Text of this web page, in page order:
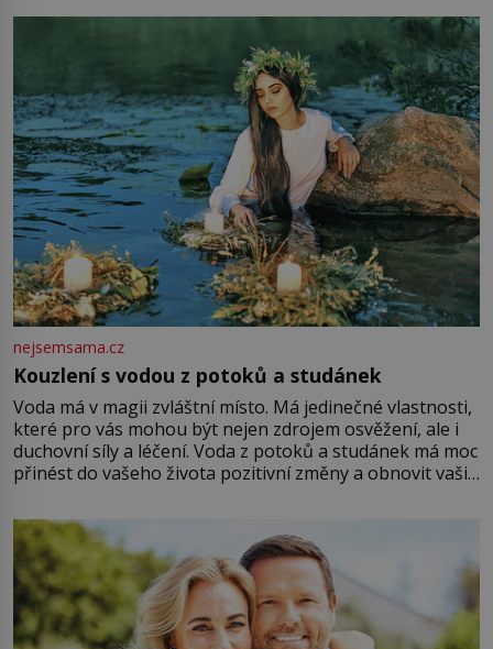
milostpaní. Stačí jenom na sukni,“ zhodnotí švadlena
množství růžového mušelínu. „Ošidili vás, podívejte.“
Vezme do ruky dřevěnou
nejsemsama.cz
Kouzlení s vodou z potoků a studánek
Voda má v magii zvláštní místo. Má jedinečné vlastnosti,
které pro vás mohou být nejen zdrojem osvěžení, ale i
duchovní síly a léčení. Voda z potoků a studánek má moc
přinést do vašeho života pozitivní změny a obnovit vaši
můžete obohatit své rituály a přinést do svého života
větší harmonii a klid. Je důležité